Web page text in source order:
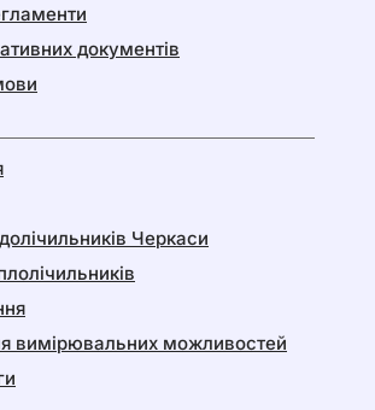
документів
Черкаси
вимірювальних можливостей